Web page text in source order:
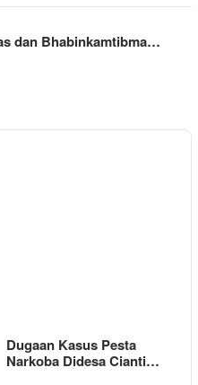
dan Bhabinkamtibma…
Dugaan Kasus Pesta
Narkoba Didesa Cianti…